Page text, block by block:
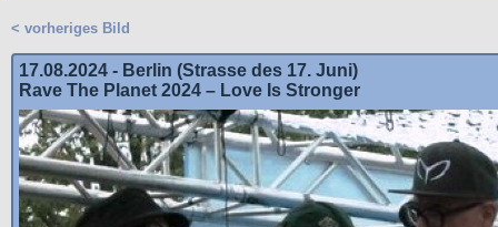
< vorheriges Bild
17.08.2024 - Berlin (Strasse des 17. Juni)
Rave The Planet 2024 – Love Is Stronger